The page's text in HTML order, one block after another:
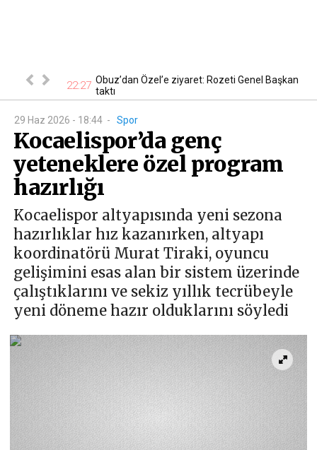
ucuzu 115 22:27 Obuz’dan Özel’e ziyaret: Rozeti Genel Başkan
taktı
29 Haz 2026 - 18:44 - Spor
Kocaelispor’da genç
yeteneklere özel program
hazırlığı
Kocaelispor altyapısında yeni sezona
hazırlıklar hız kazanırken, altyapı
koordinatörü Murat Tiraki, oyuncu
gelişimini esas alan bir sistem üzerinde
çalıştıklarını ve sekiz yıllık tecrübeyle
yeni döneme hazır olduklarını söyledi